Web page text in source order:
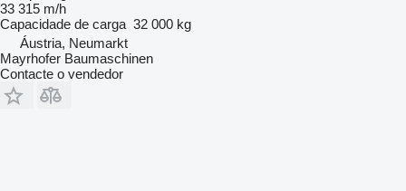
33 315 m/h
Capacidade de carga 32 000 kg
Áustria, Neumarkt
Mayrhofer Baumaschinen
Contacte o vendedor